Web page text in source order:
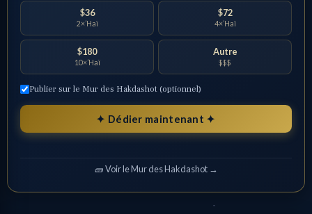
$36
2×’Haï
$72
4×’Haï
$180
10×’Haï
Autre
$$$
Publier sur le Mur des Hakdashot (optionnel)
✦ Dédier maintenant ✦
🧱 Voir le Mur des Hakdashot →